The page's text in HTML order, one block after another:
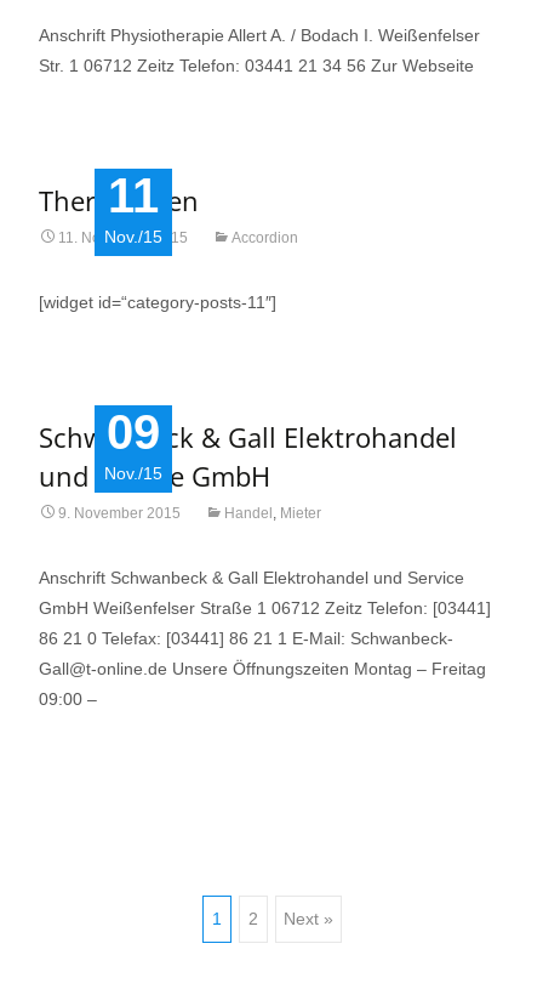
Anschrift Physiotherapie Allert A. / Bodach I. Weißenfelser
Str. 1 06712 Zeitz Telefon: 03441 21 34 56 Zur Webseite
11
Nov./15
Therapeuten
11. November 2015 Accordion
[widget id=“category-posts-11″]
09
Nov./15
Schwanbeck & Gall Elektrohandel
und Service GmbH
9. November 2015 Handel Mieter
Anschrift Schwanbeck & Gall Elektrohandel und Service
GmbH Weißenfelser Straße 1 06712 Zeitz Telefon: [03441]
86 21 0 Telefax: [03441] 86 21 1 E-Mail: Schwanbeck-
Gall@t-online.de Unsere Öffnungszeiten Montag – Freitag
09:00 –
1 2 Next »